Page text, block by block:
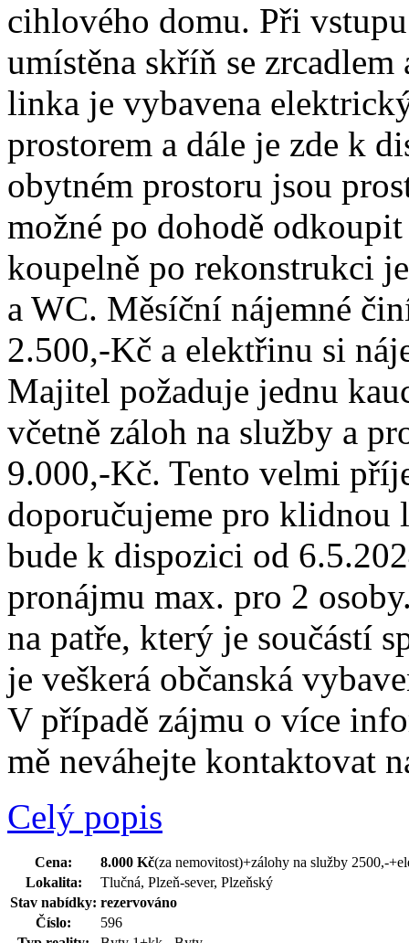
cihlového domu. Při
umístěna skříň se
linka je vybavena
prostorem a dále je zde k
obytném prostoru jsou
možné po dohodě
koupelně po rekonstrukci
a WC. Měsíční nájemné
2.500,-Kč a elektřinu si
Majitel požaduje jednu
včetně záloh na služby a
9.000,-Kč. Tento velmi
doporučujeme pro
bude k dispozici od
pronájmu max. pro 2
na patře, který je součástí
je veškerá občanská
V případě zájmu o více
mě neváhejte kontaktovat
Celý popis
Cena: 8.000 Kč(za nemovitost)+zálohy na služby 2500,-
Lokalita:
Tlučná, Plzeň-sever, Plzeňský
Stav nabídky: rezervováno
Číslo:
596